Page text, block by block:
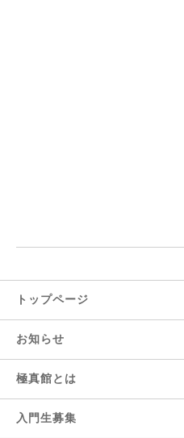
トップページ
お知らせ
極真館とは
入門生募集